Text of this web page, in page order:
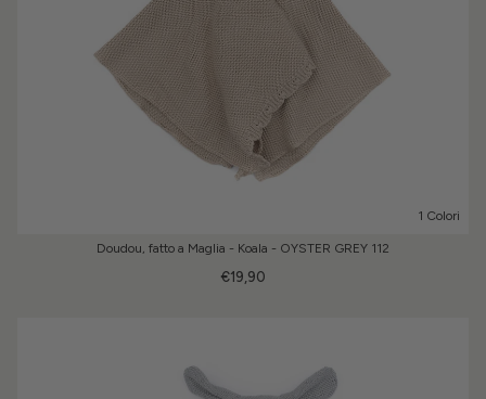
1 Colori
Doudou, fatto a Maglia - Koala - OYSTER GREY 112
€19,90